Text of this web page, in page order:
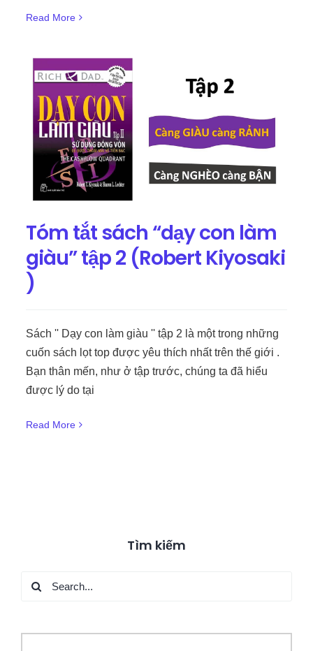
Read More
Tóm tắt sách “dạy con làm
giàu” tập 2 (Robert Kiyosaki
)
Sách '' Dạy con làm giàu '' tập 2 là một trong những
cuốn sách lọt top được yêu thích nhất trên thế giới .
Bạn thân mến, như ở tập trước, chúng ta đã hiểu
được lý do tại
Read More
Tìm kiếm
Search